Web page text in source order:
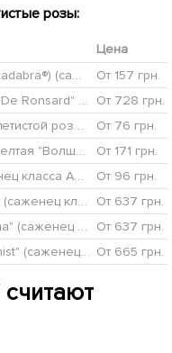
розы:
Цена
Роза плетистая "Абракадабра" (Abracadabra®) (саженец класса АА+) высший сорт
От 157 грн.
Роза в контейнере плетистая "Pierre De Ronsard" (саженец класса АА+)
От 728 грн.
Эксклюзив! AGROBOX с саженцем плетистой розы крупноцветкового клаймбера
От 76 грн.
Эксклюзив! Роза плетистая красно-желтая "Волшебница" (Enchantress) (саженец класса АА+, премиальный долгоцветущий сорт)
От 171 грн.
Роза плетистая "Шневальцер" (саженец класса АА+) высший сорт
От 96 грн.
Роза в контейнере плетистая "Aloha" (саженец класса АА+)
От 637 грн.
Роза в контейнере плетистая "Jasmina" (саженец класса АА+)
От 637 грн.
Роза в контейнере плетистая "Alchymist" (саженец класса АА+) От 665 грн.